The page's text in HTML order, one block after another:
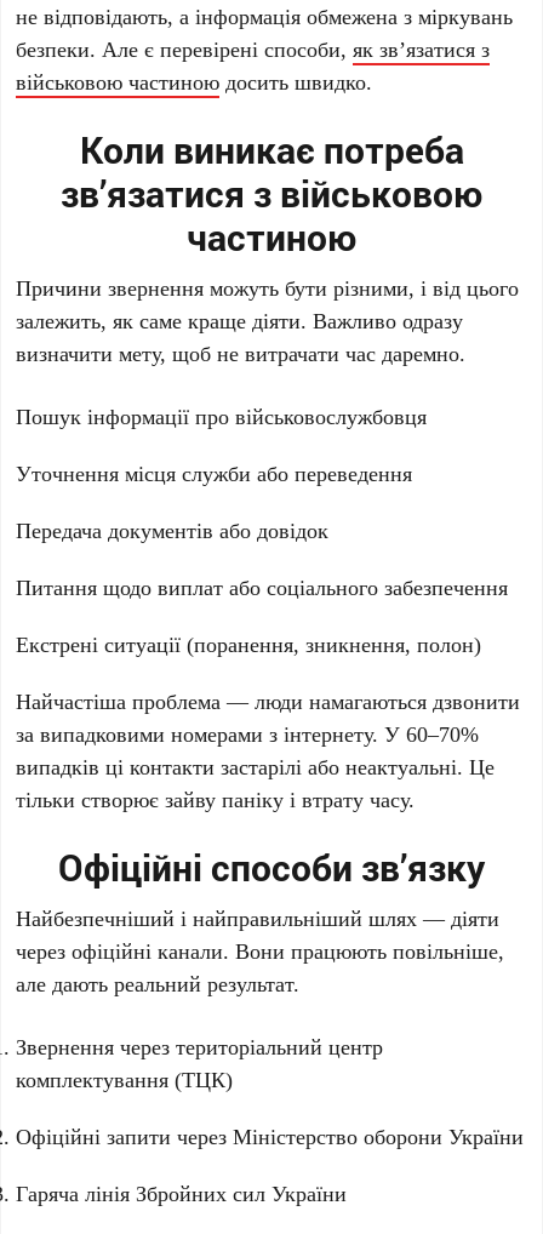
не відповідають, а інформація обмежена з міркувань
безпеки. Але є перевірені способи,як зв’язатися з
військовою частиною досить швидко.
Коли виникає потреба
зв’язатися з військовою
частиною
Причини звернення можуть бути різними, і від цього
залежить, як саме краще діяти. Важливо одразу
визначити мету, щоб не витрачати час даремно.
Пошук інформації про військовослужбовця
Уточнення місця служби або переведення
Передача документів або довідок
Питання щодо виплат або соціального забезпечення
Екстрені ситуації (поранення, зникнення, полон)
Найчастіша проблема — люди намагаються дзвонити
за випадковими номерами з інтернету. У 60–70%
випадків ці контакти застарілі або неактуальні. Це
тільки створює зайву паніку і втрату часу.
Офіційні способи зв’язку
Найбезпечніший і найправильніший шлях — діяти
через офіційні канали. Вони працюють повільніше,
але дають реальний результат.
Звернення через територіальний центр
комплектування (ТЦК)
Офіційні запити через Міністерство оборони України
Гаряча лінія Збройних сил України